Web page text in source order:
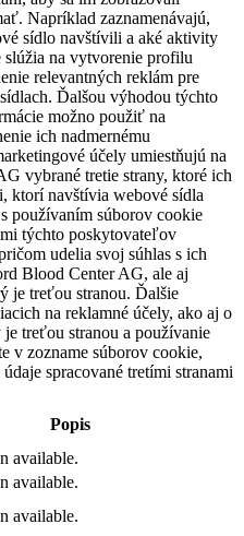
Napríklad zaznamenávajú,
sídlo navštívili a aké aktivity
na vytvorenie profilu
relevantných reklám pre
Ďalšou výhodou týchto
možno použiť na
ich nadmernému
účely umiestňujú na
vybrané tretie strany, ktoré ich
ktorí navštívia webové sídla
používaním súborov cookie
týchto poskytovateľov
udelia svoj súhlas s ich
Blood Center AG, ale aj
je treťou stranou. Ďalšie
na reklamné účely, ako aj o
treťou stranou a používanie
v zozname súborov cookie,
spracované tretími stranami
Popis
available.
available.
available.